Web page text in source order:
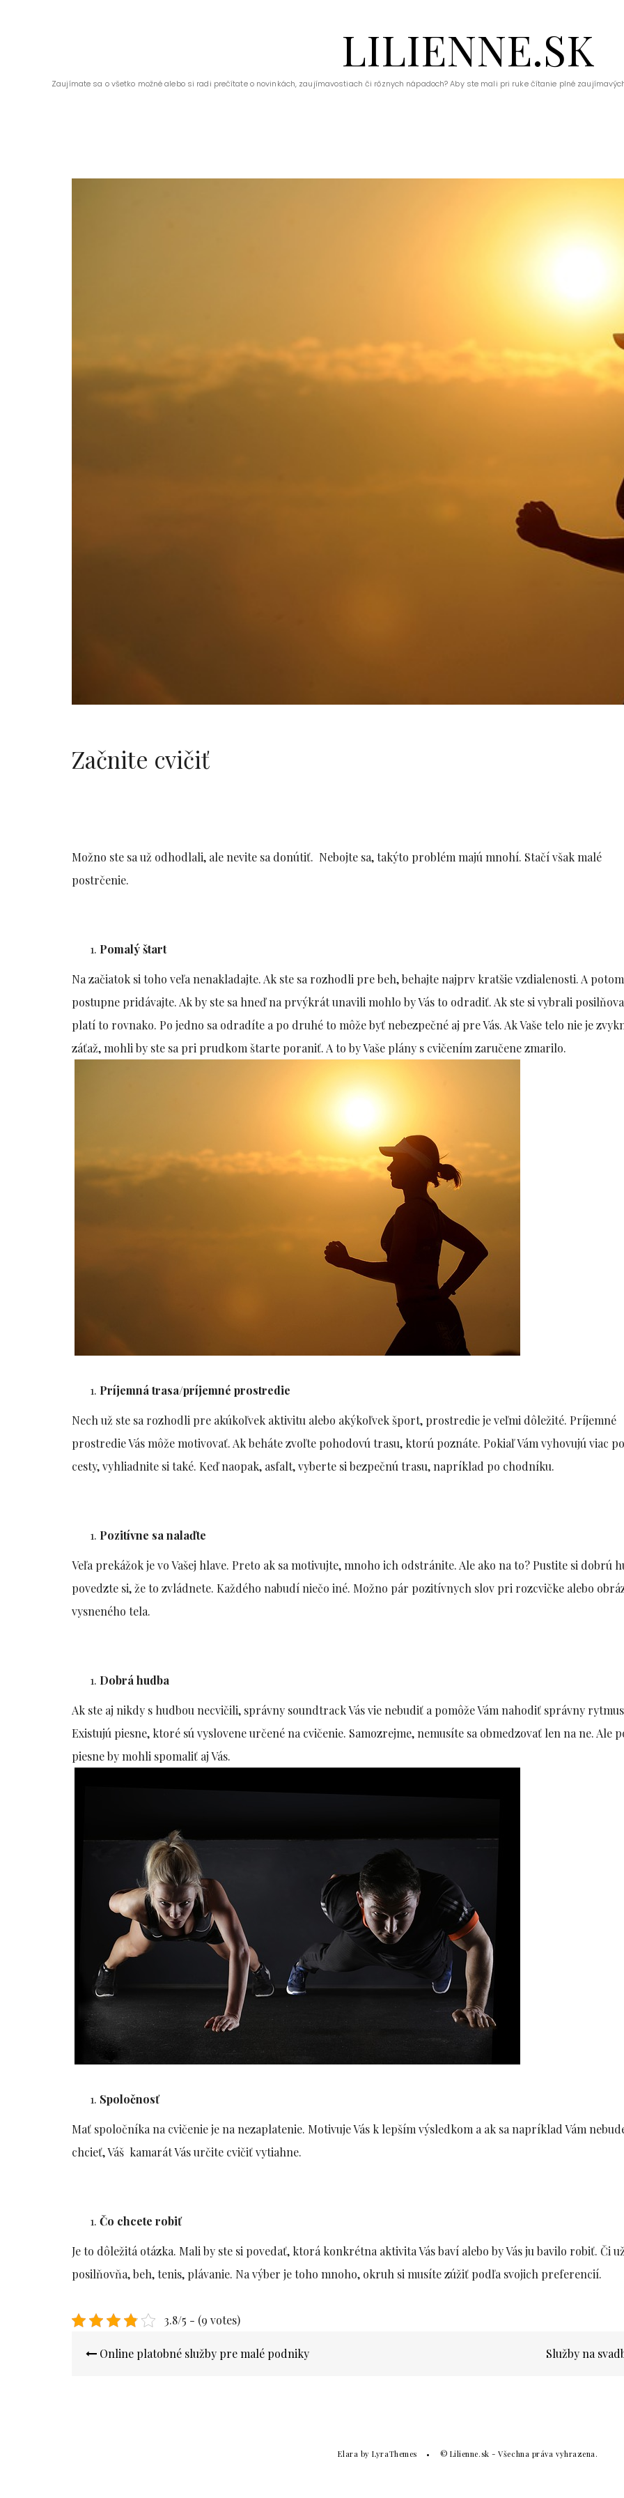
LILIENNE.SK
Zaujímate sa o všetko možné alebo si radi prečítate o novinkách, zaujímavostiach či rôznych nápadoch? Aby ste mali pri ruke čítanie plné
Začnite cvičiť
Možno ste sa už odhodlali, ale nevite sa donútiť. Nebojte sa, takýto problém majú mnohí. Stačí však malé
postrčenie.
Pomalý štart
Na začiatok si toho veľa nenakladajte. Ak ste sa rozhodli pre beh, behajte najprv kratšie vzdialenosti. A
postupne pridávajte. Ak by ste sa hneď na prvýkrát unavili mohlo by Vás to odradiť. Ak ste si vybrali
platí to rovnako. Po jedno sa odradíte a po druhé to môže byť nebezpečné aj pre Vás. Ak Vaše telo nie je
záťaž, mohli by ste sa pri prudkom štarte poraniť. A to by Vaše plány s cvičením zaručene zmarilo.
Príjemná trasa/príjemné prostredie
Nech už ste sa rozhodli pre akúkoľvek aktivitu alebo akýkoľvek šport, prostredie je veľmi dôležité. Príjemné
prostredie Vás môže motivovať. Ak beháte zvoľte pohodovú trasu, ktorú poznáte. Pokiaľ Vám vyhovujú viac
cesty, vyhliadnite si také. Keď naopak, asfalt, vyberte si bezpečnú trasu, napríklad po chodníku.
Pozitívne sa nalaďte
Veľa prekážok je vo Vašej hlave. Preto ak sa motivujte, mnoho ich odstránite. Ale ako na to? Pustite si dobrú
povedzte si, že to zvládnete. Každého nabudí niečo iné. Možno pár pozitívnych slov pri rozcvičke alebo
vysneného tela.
Dobrá hudba
Ak ste aj nikdy s hudbou necvičili, správny soundtrack Vás vie nebudiť a pomôže Vám nahodiť správny
Existujú piesne, ktoré sú vyslovene určené na cvičenie. Samozrejme, nemusíte sa obmedzovať len na ne. Ale
piesne by mohli spomaliť aj Vás.
Spoločnosť
Mať spoločníka na cvičenie je na nezaplatenie. Motivuje Vás k lepším výsledkom a ak sa napríklad Vám
chcieť, Váš kamarát Vás určite cvičiť vytiahne.
Čo chcete robiť
Je to dôležitá otázka. Mali by ste si povedať, ktorá konkrétna aktivita Vás baví alebo by Vás ju bavilo robiť. Či
posilňovňa, beh, tenis, plávanie. Na výber je toho mnoho, okruh si musíte zúžiť podľa svojich preferencií.
3.8/5 - (9 votes)
pro Online platobné služby pre malé podniky Služby na
Elara by LyraThemes © Lilienne.sk - Všechna práva vyhrazena.